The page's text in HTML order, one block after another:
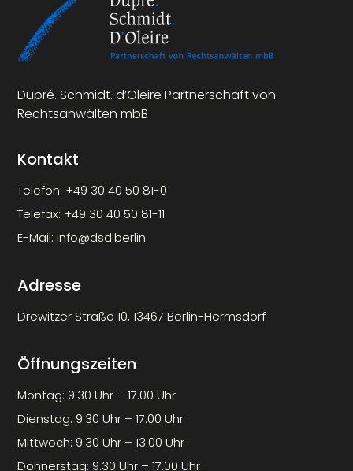
Dupré. Schmidt. d’Oleire Partnerschaft von
Rechtsanwälten mbB
Kontakt
Telefon: +49 30 40 50 81-0
Telefax: +49 30 40 50 81-11
E-Mail:info@dsd.berlin
Adresse
Drewitzer Straße 10, 13467 Berlin-Hermsdorf
Öffnungszeiten
Montag: 9.30 Uhr – 17.00 Uhr
Dienstag: 9.30 Uhr – 17.00 Uhr
Mittwoch: 9.30 Uhr – 13.00 Uhr
Donnerstag: 9.30 Uhr – 17.00 Uhr